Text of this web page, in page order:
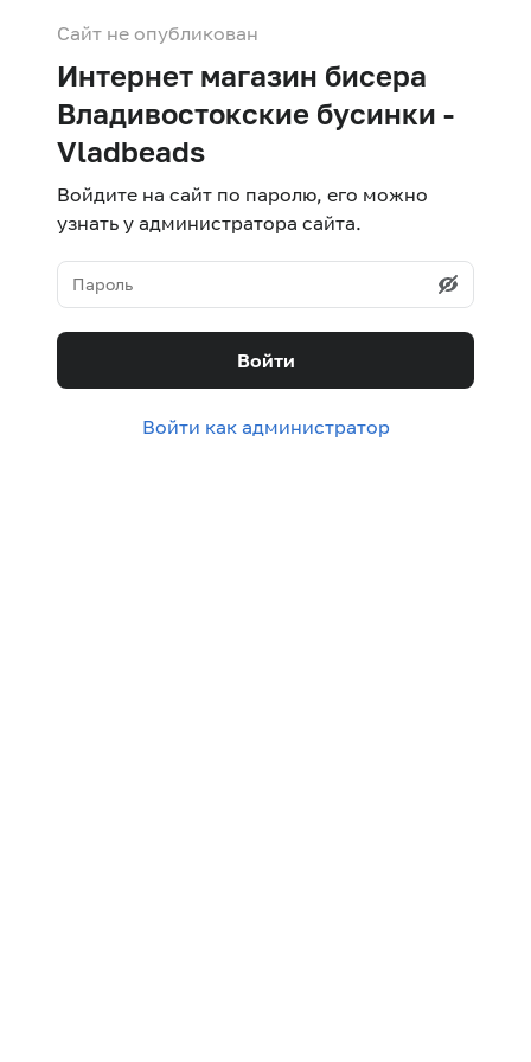
Сайт не опубликован
Интернет магазин бисера
Владивостокские бусинки -
Vladbeads
Войдите на сайт по паролю, его можно
узнать у администратора сайта.
Войти
Войти как администратор